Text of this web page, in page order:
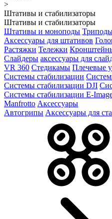
>
Штативы и стабилизаторы
Штативы и стабилизаторы
Штативы и моноподы
Аксессуары для штативов
Растяжки Тележки
Слайдеры аксессуары для
VR 360 Стедикамы Плечевые
Системы стабилизации
Системы стабилизации DJI
Системы стабилизации E-
Manfrotto Аксессуары
Автогрипы Аксессуары для